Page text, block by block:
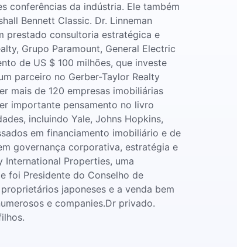
conferências da indústria. Ele também
Bennett Classic. Dr. Linneman
prestado consultoria estratégica e
Grupo Paramount, General Electric
de US $ 100 milhões, que investe
parceiro no Gerber-Taylor Realty
mais de 120 empresas imobiliárias
importante pensamento no livro
incluindo Yale, Johns Hopkins,
​​em financiamento imobiliário e de
governança corporativa, estratégia e
Properties, uma
foi Presidente do Conselho de
japoneses e a venda bem
e companies.Dr privado.